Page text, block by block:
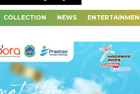
COLLECTION NEWS